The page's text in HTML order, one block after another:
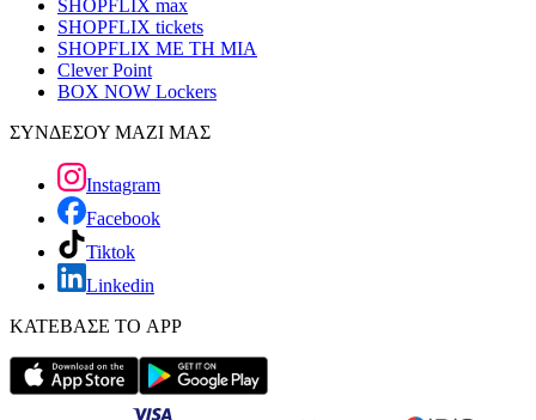
SHOPFLIX max
SHOPFLIX tickets
SHOPFLIX ΜΕ ΤΗ ΜΙΑ
Clever Point
BOX NOW Lockers
ΣΥΝΔΕΣΟΥ ΜΑΖΙ ΜΑΣ
Instagram
Facebook
Tiktok
Linkedin
ΚΑΤΕΒΑΣΕ ΤΟ APP